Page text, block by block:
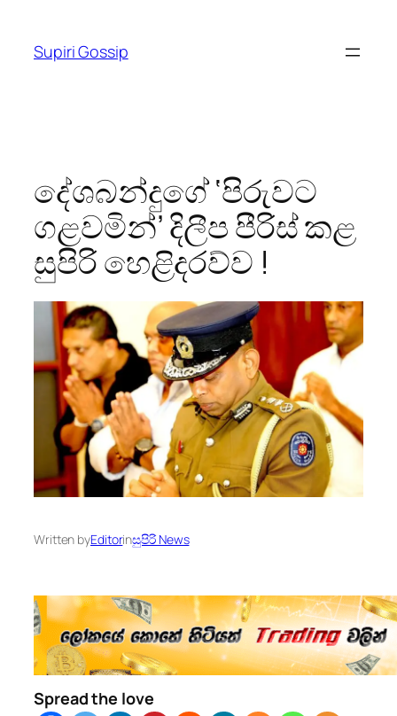
content
Supiri Gossip
දේශබන්දුගේ ‘පිරුවට
ගළවමින්’ දිලීප පීරිස් කළ
සුපිරි හෙළිදරව්ව !
Written byEditorinසුපිරි News
Spread the love